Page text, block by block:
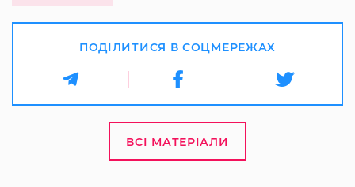
ПОДІЛИТИСЯ В СОЦМЕРЕЖАХ
ВСІ МАТЕРІАЛИ